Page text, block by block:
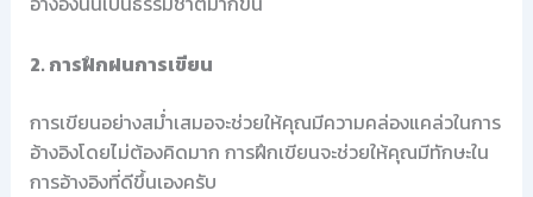
2. การฝึกฝนการเขียน
การเขียนอย่างสม่ำเสมอจะช่วยให้คุณมีความคล่องแคล่วในการ
อ้างอิงโดยไม่ต้องคิดมาก การฝึกเขียนจะช่วยให้คุณมีทักษะใน
การอ้างอิงที่ดีขึ้นเองครับ